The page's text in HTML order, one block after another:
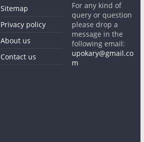
Sitemap
Privacy policy
About us
Contact us
For any kind of
query or question
please drop a
message in the
following email:
upokary@gmail.co
m